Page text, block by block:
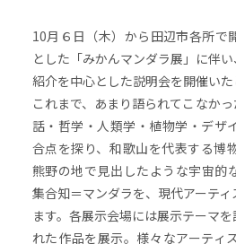
10月６日（木）から田辺市各所で
とした「みかんマンダラ展」に伴
紹介を中心とした説明会を開催いた
これまで、あまり語られてこなか
話・哲学・人類学・植物学・デザ
合点を探り、和歌山を代表する博
熊野の地で見出したような宇宙的
集合知＝マンダラを、現代アーテ
ます。各展示会場には展示テーマ
れた作品を展示。様々なアーティ